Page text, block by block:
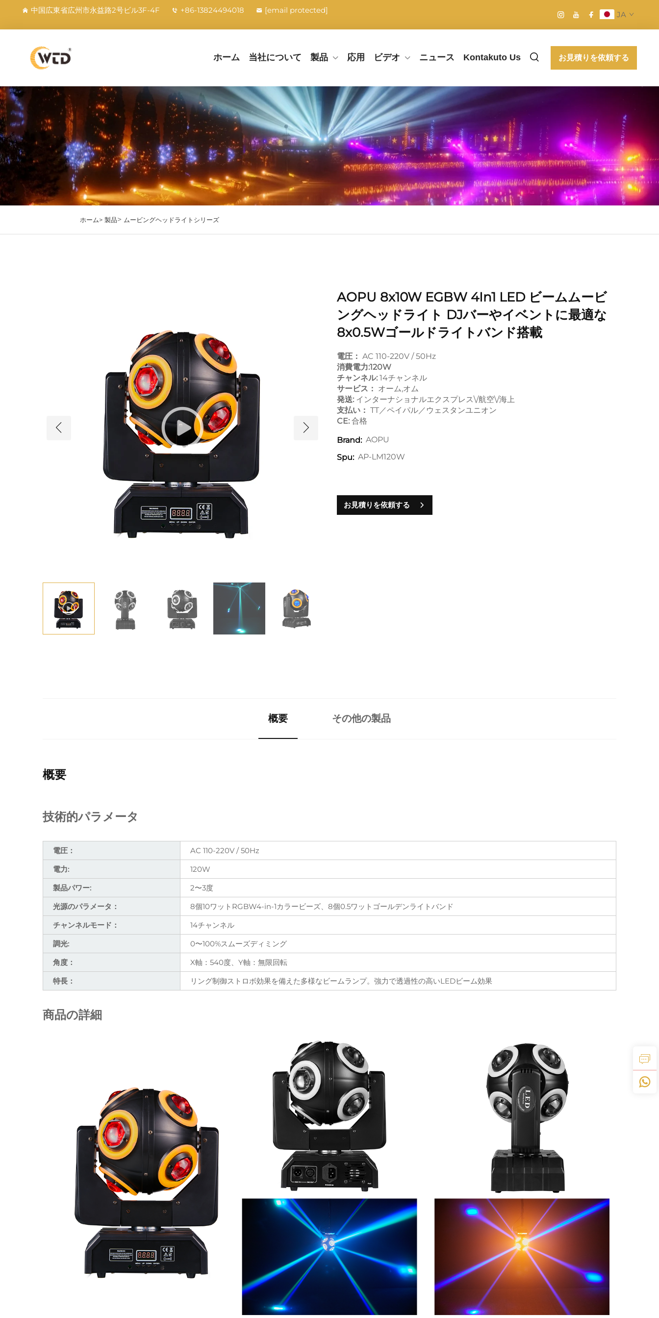
中国広東省広州市永益路2号ビル3F-4F +86-13824494018 [email protected] JA
ホーム 当社について 製品 応用 ビデオ ニュース Kontakuto Us お見積りを依頼する
ホーム> 製品> ムービングヘッドライトシリーズ
AOPU 8x10W EGBW 4In1 LED ビームムービ
ングヘッドライト DJバーやイベントに最適な
8x0.5Wゴールドライトバンド搭載
電圧： AC 110-220V / 50Hz
消費電力:120W
チャンネル: 14チャンネル
サービス： オーム,オム
発送: インターナショナルエクスプレス\/航空\/海上
支払い： TT／ペイパル／ウェスタンユニオン
CE: 合格
Brand: AOPU
Spu: AP-LM120W
お見積りを依頼する
概要 その他の製品
概要
技術的パラメータ
電圧：
AC 110-220V / 50Hz
電力:
120W
製品パワー:
2〜3度
光源のパラメータ：
8個10ワットRGBW4-in-1カラービーズ、8個0.5ワットゴールデンライトバンド
チャンネルモード：
14チャンネル
調光:
0〜100%スムーズディミング
角度：
X軸：540度、Y軸：無限回転
特長：
リング制御ストロボ効果を備えた多様なビームランプ。強力で透過性の高いLEDビーム効果
商品の詳細